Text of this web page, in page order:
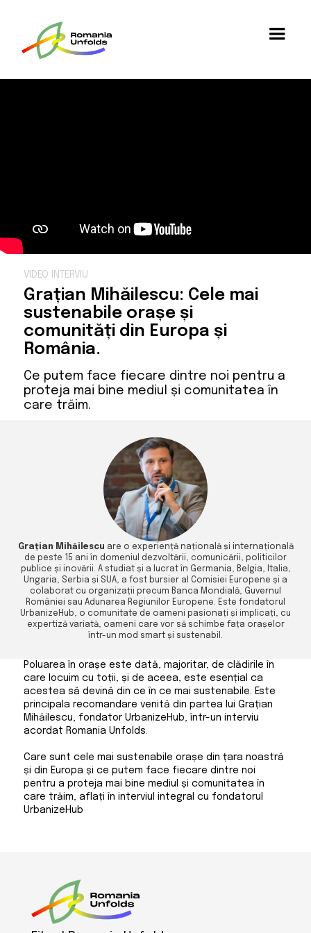
VIDEO INTERVIU
Grațian Mihăilescu: Cele mai
sustenabile orașe și
comunități din Europa și
România.
Ce putem face fiecare dintre noi pentru a
proteja mai bine mediul și comunitatea în
care trăim.
Grațian Mihăilescu are o experiență națională și internațională
de peste 15 ani în domeniul dezvoltării, comunicării, politicilor
publice și inovării. A studiat și a lucrat în Germania, Belgia, Italia,
Ungaria, Serbia și SUA, a fost bursier al Comisiei Europene și a
colaborat cu organizații precum Banca Mondială, Guvernul
României sau Adunarea Regiunilor Europene. Este fondatorul
UrbanizeHub, o comunitate de oameni pasionați și implicați, cu
expertiză variată, oameni care vor să schimbe fața orașelor
într-un mod smart și sustenabil.
Poluarea în orașe este dată, majoritar, de clădirile în
care locuim cu toții, și de aceea, este esențial ca
acestea să devină din ce în ce mai sustenabile. Este
principala recomandare venită din partea lui Grațian
Mihăilescu, fondator UrbanizeHub, într-un interviu
acordat Romania Unfolds.
Care sunt cele mai sustenabile orașe din țara noastră
și din Europa și ce putem face fiecare dintre noi
pentru a proteja mai bine mediul și comunitatea în
care trăim, aflați în interviul integral cu fondatorul
UrbanizeHub